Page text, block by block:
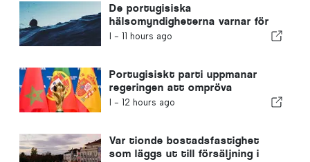
De portugisiska
hälsomyndigheterna varnar för
farorna med drunkning
I - 11 hours ago
Portugisiskt parti uppmanar
regeringen att ompröva
Marockos värdskap för VM 2030
I - 12 hours ago
Var tionde bostadsfastighet
som läggs ut till försäljning i